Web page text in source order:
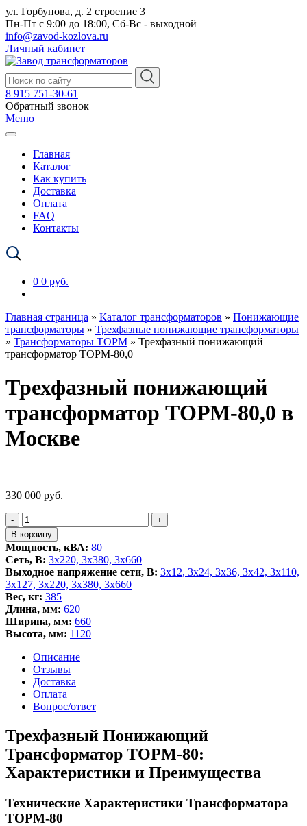
ул. Горбунова, д. 2 строение 3
Пн-Пт с 9:00 до 18:00, Сб-Вс - выходной
info@zavod-kozlova.ru
Личный кабинет
8 915 751-30-61
Обратный звонок
Меню
Главная
Каталог
Как купить
Доставка
Оплата
FAQ
Контакты
0 0 руб.
Главная страница » Каталог трансформаторов » Понижающие
трансформаторы » Трехфазные понижающие трансформаторы
» Трансформаторы ТОРМ » Трехфазный понижающий
трансформатор ТОРМ-80,0
Трехфазный понижающий
трансформатор ТОРМ-80,0 в
Москве
330 000 руб.
-
Количество
товара
Трехфазный
понижающий
трансформатор
ТОРМ-80,0
+
В корзину
Мощность, кВА: 80
Сеть, В: 3x220, 3х380, 3x660
Выходное напряжение сети, В: 3x12, 3x24, 3x36, 3x42, 3x110,
3x127, 3x220, 3x380, 3x660
Вес, кг: 385
Длина, мм: 620
Ширина, мм: 660
Высота, мм: 1120
Описание
Отзывы
Доставка
Оплата
Вопрос/ответ
Трехфазный Понижающий
Трансформатор ТОРМ-80:
Характеристики и Преимущества
Технические Характеристики Трансформатора
ТОРМ-80